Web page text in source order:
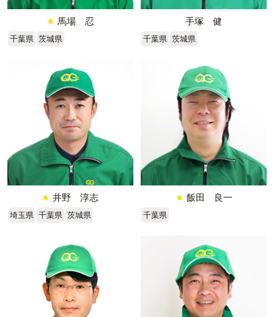
★ 馬場 忍
千葉県 茨城県
手塚 健
千葉県 茨城県
★ 井野 淳志
埼玉県 千葉県 茨城県
★ 飯田 良一
千葉県